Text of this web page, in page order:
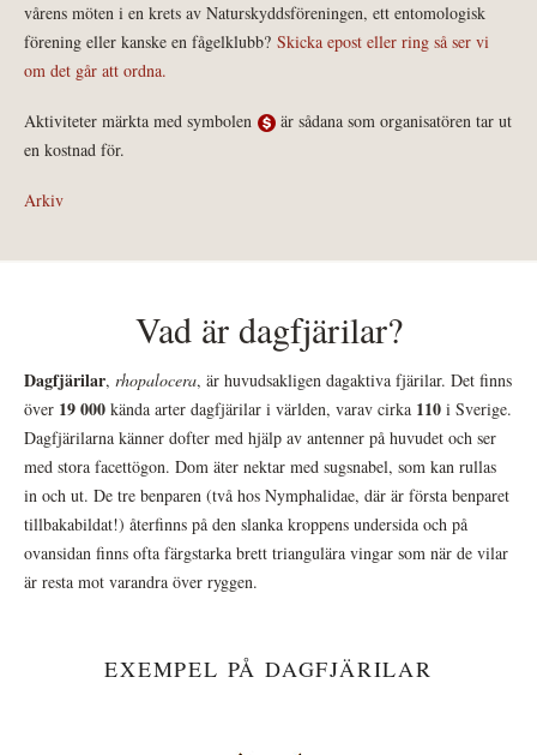
vårens möten i en krets av Naturskyddsföreningen, ett entomologisk
förening eller kanske en fågelklubb? Skicka epost eller ring så ser vi
om det går att ordna.
Aktiviteter märkta med symbolen
är sådana som organisatören tar ut
en kostnad för.
Arkiv
Vad är dagfjärilar?
Dagfjärilar, rhopalocera, är huvudsakligen dagaktiva fjärilar. Det finns
över 19 000 kända arter dagfjärilar i världen, varav cirka 110 i Sverige.
Dagfjärilarna känner dofter med hjälp av antenner på huvudet och ser
med stora facettögon. Dom äter nektar med sugsnabel, som kan rullas
in och ut. De tre benparen (två hos Nymphalidae, där är första benparet
tillbakabildat!) återfinns på den slanka kroppens undersida och på
ovansidan finns ofta färgstarka brett triangulära vingar som när de vilar
är resta mot varandra över ryggen.
EXEMPEL PÅ DAGFJÄRILAR